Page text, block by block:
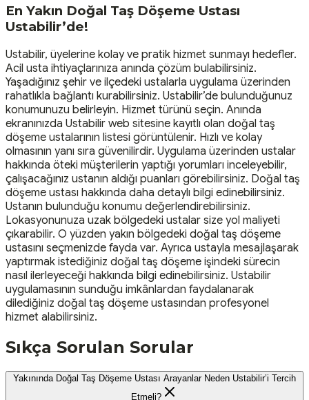
En Yakın Doğal Taş Döşeme Ustası
Ustabilir’de!
Ustabilir, üyelerine kolay ve pratik hizmet sunmayı hedefler.
Acil usta ihtiyaçlarınıza anında çözüm bulabilirsiniz.
Yaşadığınız şehir ve ilçedeki ustalarla uygulama üzerinden
rahatlıkla bağlantı kurabilirsiniz. Ustabilir’de bulunduğunuz
konumunuzu belirleyin. Hizmet türünü seçin. Anında
ekranınızda Ustabilir web sitesine kayıtlı olan doğal taş
döşeme ustalarının listesi görüntülenir. Hızlı ve kolay
olmasının yanı sıra güvenilirdir. Uygulama üzerinden ustalar
hakkında öteki müşterilerin yaptığı yorumları inceleyebilir,
çalışacağınız ustanın aldığı puanları görebilirsiniz. Doğal taş
döşeme ustası hakkında daha detaylı bilgi edinebilirsiniz.
Ustanın bulunduğu konumu değerlendirebilirsiniz.
Lokasyonunuza uzak bölgedeki ustalar size yol maliyeti
çıkarabilir. O yüzden yakın bölgedeki doğal taş döşeme
ustasını seçmenizde fayda var. Ayrıca ustayla mesajlaşarak
yaptırmak istediğiniz doğal taş döşeme işindeki sürecin
nasıl ilerleyeceği hakkında bilgi edinebilirsiniz. Ustabilir
uygulamasının sunduğu imkânlardan faydalanarak
dilediğiniz doğal taş döşeme ustasından profesyonel
hizmet alabilirsiniz.
Sıkça Sorulan Sorular
Yakınında Doğal Taş Döşeme Ustası Arayanlar Neden Ustabilir’i Tercih
Etmeli?